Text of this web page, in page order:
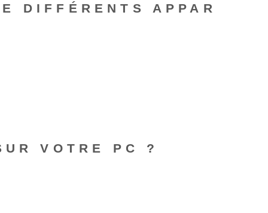
DIFFÉRENTS APPAR
VOTRE PC ?